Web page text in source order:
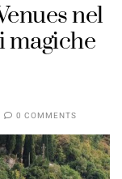
nel
magiche
0 COMMENTS